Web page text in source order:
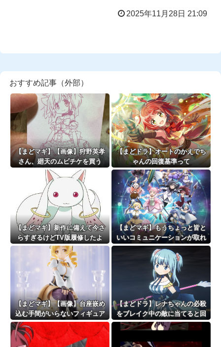
2025年11月28日 21:09
おすすめ記事（外部）
【まどマギ】【画像】狩野英孝
さん、廻天のムビチケを買う
【まどドラ】オートのかえでち
ゃんの回復基準って
【まどマギ】新作に備えて今さ
らすぎるけどTV版履修したよ
【まどマギ】もうちょっと皆と
いいコミュニケーションが取れ
てたらなってみんな思う
【まどマギ】【画像】台座嵌め
込む手間がいらないフィギュア
っていいなと思うこの頃
【まどドラ】レナちゃんの必殺
をブレイク中の敵に当てると回
復を遅らせることができるんだ